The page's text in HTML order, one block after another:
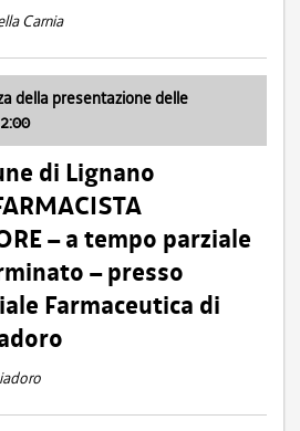
Carnia
della presentazione delle
di Lignano
– a tempo parziale
– presso
Farmaceutica di